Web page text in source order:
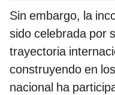
Sin embargo, la
sido celebrada por
trayectoria
construyendo en
nacional ha